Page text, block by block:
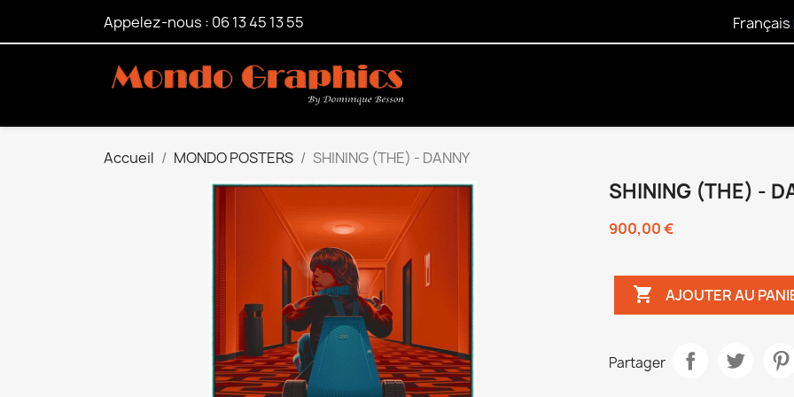
Appelez-nous : 06 13 45 13 55 Français
Accueil MONDO POSTERS SHINING (THE) - DANNY
SHINING (THE) -
900,00 €
 AJOUTER AU
Partager